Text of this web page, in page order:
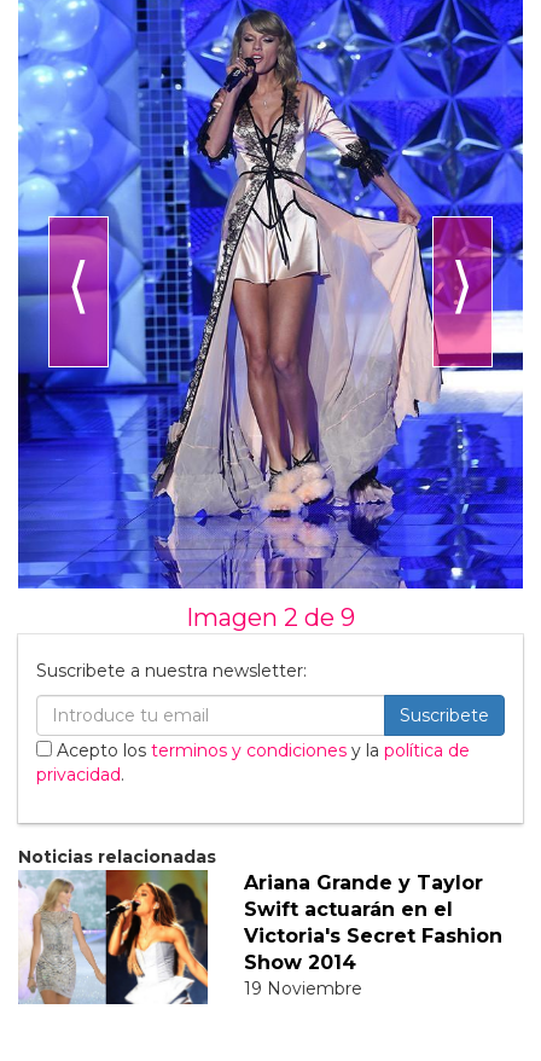
⟨ ⟩
Imagen 2 de 9
Suscribete a nuestra newsletter:
Suscribete
Acepto los terminos y condiciones y la política de
privacidad.
Noticias relacionadas
Ariana Grande y Taylor
Swift actuarán en el
Victoria's Secret Fashion
Show 2014
19 Noviembre